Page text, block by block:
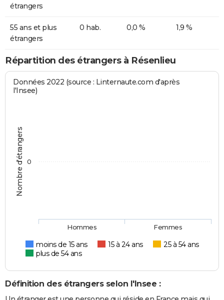
étrangers
55 ans et plus
étrangers
0 hab. 0,0 % 1,9 %
Répartition des étrangers à Résenlieu
Nombre d'étrangers
Données 2022 (source : Linternaute.com d'après
l'Insee)
moins de 15 ans 15 à 24 ans
25 à 54 ans
plus de 54 ans
Hommes Femmes
0
Définition des étrangers selon l'Insee :